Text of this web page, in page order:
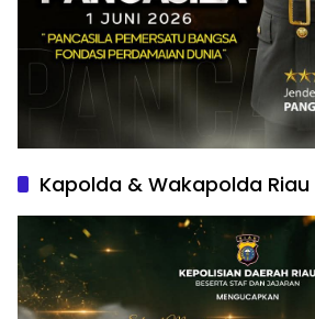
Kapolda & Wakapolda Riau